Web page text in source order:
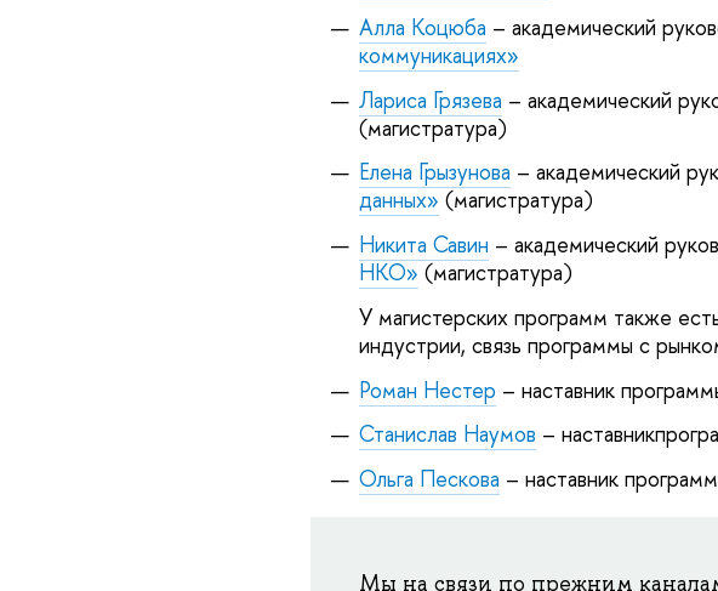
Алла Коцюба – академический
коммуникациях»
Лариса Грязева – академический
(магистратура)
Елена Грызунова – академический
данных» (магистратура)
Никита Савин – академический
НКО» (магистратура)
У магистерских программ также
индустрии, связь программы с
Роман Нестер – наставник
Станислав Наумов –
Ольга Пескова – наставник
Мы на связи по прежним